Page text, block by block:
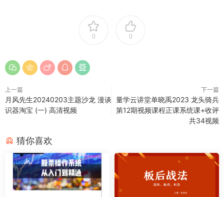
0 0
上一篇
月风先生20240203主题沙龙 漫谈
识器淘宝 (一) 高清视频
下一篇
量学云讲堂单晓禹2023 龙头骑兵
第12期视频课程正课系统课+收评
共34视频
猜你喜欢